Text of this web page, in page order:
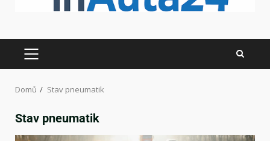
Domů Stav pneumatik
Stav pneumatik